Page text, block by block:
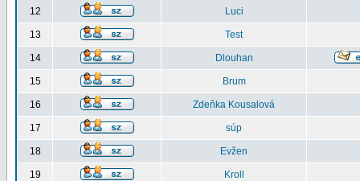
12 Luci
13 Test
14 Dlouhan
15 Brum
16 Zdeňka Kousalová
17 súp
18 Evžen
19 Kroll